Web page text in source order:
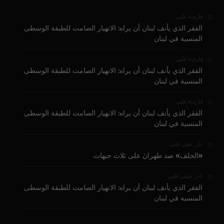
قارىء على
الفقر الذي يأنف لبنان أن يراه: الانهيار الصامت للطبقة الوسطى
المنسية في لبنان
قارىء على
الفقر الذي يأنف لبنان أن يراه: الانهيار الصامت للطبقة الوسطى
المنسية في لبنان
قارىء على
الفقر الذي يأنف لبنان أن يراه: الانهيار الصامت للطبقة الوسطى
المنسية في لبنان
بيار عقل على
«الحلف» ضد طهرانَ على ثلاث جبهات
نادر جبلي على
الفقر الذي يأنف لبنان أن يراه: الانهيار الصامت للطبقة الوسطى
المنسية في لبنان